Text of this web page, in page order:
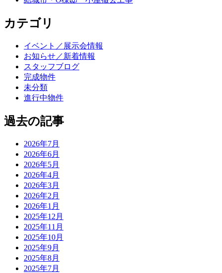
カテゴリ
イベント／展示会情報
お知らせ／新着情報
スタッフブログ
完成物件
未分類
進行中物件
過去の記事
2026年7月
2026年6月
2026年5月
2026年4月
2026年3月
2026年2月
2026年1月
2025年12月
2025年11月
2025年10月
2025年9月
2025年8月
2025年7月